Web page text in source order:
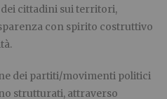
cittadini sui territori,
con spirito costruttivo
dei partiti/movimenti politici
strutturati, attraverso